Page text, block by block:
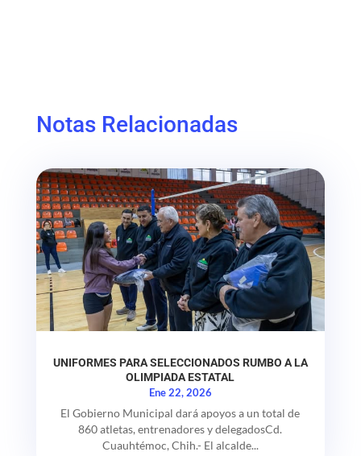
Notas Relacionadas
UNIFORMES PARA SELECCIONADOS RUMBO A LA
OLIMPIADA ESTATAL
Ene 22, 2026
El Gobierno Municipal dará apoyos a un total de
860 atletas, entrenadores y delegadosCd.
Cuauhtémoc, Chih.- El alcalde...